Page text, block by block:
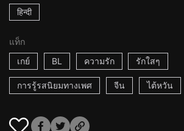
हिन्दी
แท็ก
เกย์
BL ความรัก รักใสๆ
การรู้รสนิยมทางเพศ จีน ไต้หวัน